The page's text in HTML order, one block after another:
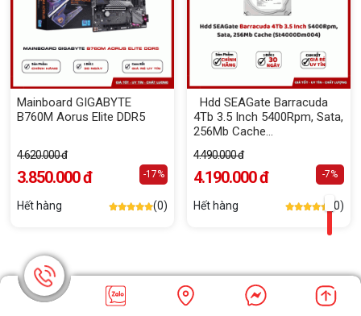
Mainboard GIGABYTE
B760M Aorus Elite DDR5
4.620.000 đ
3.850.000 đ -17%
Hết hàng (0)
Hdd SEAGate Barracuda
4Tb 3.5 Inch 5400Rpm, Sata,
256Mb Cache
4.490.000 đ
4.190.000 đ -7%
Hết hàng (0)